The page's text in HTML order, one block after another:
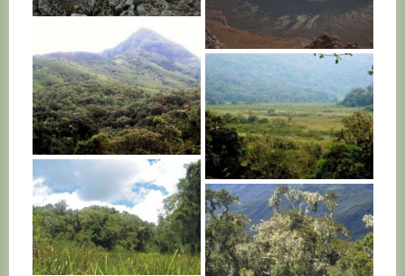
R. D. CONGO
R. D. CONGO
R. D. CONGO
R. D. CONGO